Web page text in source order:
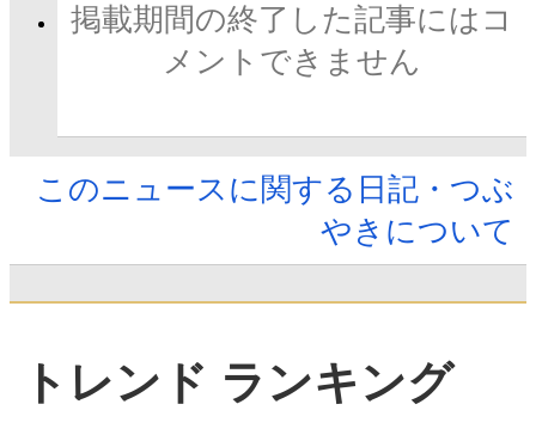
掲載期間の終了した記事にはコ
メントできません
このニュースに関する日記・つぶ
やきについて
トレンド ランキング